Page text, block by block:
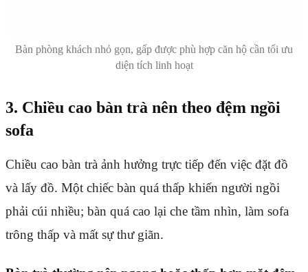
Bàn phòng khách nhỏ gọn, gấp được phù hợp căn hộ cần tối ưu
diện tích linh hoạt
3. Chiều cao bàn trà nên theo đệm ngồi
sofa
Chiều cao bàn trà ảnh hưởng trực tiếp đến việc đặt đồ
và lấy đồ. Một chiếc bàn quá thấp khiến người ngồi
phải cúi nhiều; bàn quá cao lại che tầm nhìn, làm sofa
trông thấp và mất sự thư giãn.